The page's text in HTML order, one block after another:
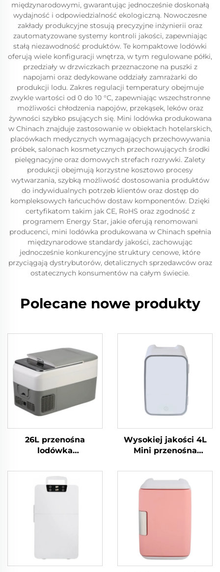
międzynarodowymi, gwarantując jednocześnie doskonałą
wydajność i odpowiedzialność ekologiczną. Nowoczesne
zakłady produkcyjne stosują precyzyjne inżynierii oraz
zautomatyzowane systemy kontroli jakości, zapewniając
stałą niezawodność produktów. Te kompaktowe lodówki
oferują wiele konfiguracji wnętrza, w tym regulowane półki,
przedziały w drzwiczkach przeznaczone na puszki z
napojami oraz dedykowane oddziały zamrażarki do
produkcji lodu. Zakres regulacji temperatury obejmuje
zwykle wartości od 0 do 10 °C, zapewniając wszechstronne
możliwości chłodzenia napojów, przekąsek, leków oraz
żywności szybko psujących się. Mini lodówka produkowana
w Chinach znajduje zastosowanie w obiektach hotelarskich,
placówkach medycznych wymagających przechowywania
próbek, salonach kosmetycznych przechowujących środki
pielęgnacyjne oraz domowych strefach rozrywki. Zalety
produkcji obejmują korzystne kosztowo procesy
wytwarzania, szybką możliwość dostosowania produktów
do indywidualnych potrzeb klientów oraz dostęp do
kompleksowych łańcuchów dostaw komponentów. Dzięki
certyfikatom takim jak CE, RoHS oraz zgodność z
programem Energy Star, jakie oferują renomowani
producenci, mini lodówka produkowana w Chinach spełnia
międzynarodowe standardy jakości, zachowując
jednocześnie konkurencyjne struktury cenowe, które
przyciągają dystrybutorów, detalicznych sprzedawców oraz
ostatecznych konsumentów na całym świecie.
Polecane nowe produkty
26L przenośna
lodówka
samochodowa
lodówka z zamrażarką
do kempingu,
kampera, podróży –
Wysokiej jakości 4L
Mini przenośna
Czerwone lub białe
źródło zasilania
elektrycznego do
do użytku w garażu